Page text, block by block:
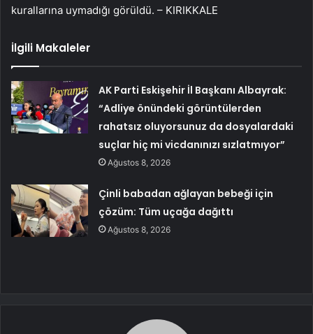
kurallarına uymadığı görüldü. – KIRIKKALE
İlgili Makaleler
AK Parti Eskişehir İl Başkanı Albayrak:
“Adliye önündeki görüntülerden
rahatsız oluyorsunuz da dosyalardaki
suçlar hiç mi vicdanınızı sızlatmıyor”
Ağustos 8, 2026
Çinli babadan ağlayan bebeği için
çözüm: Tüm uçağa dağıttı
Ağustos 8, 2026